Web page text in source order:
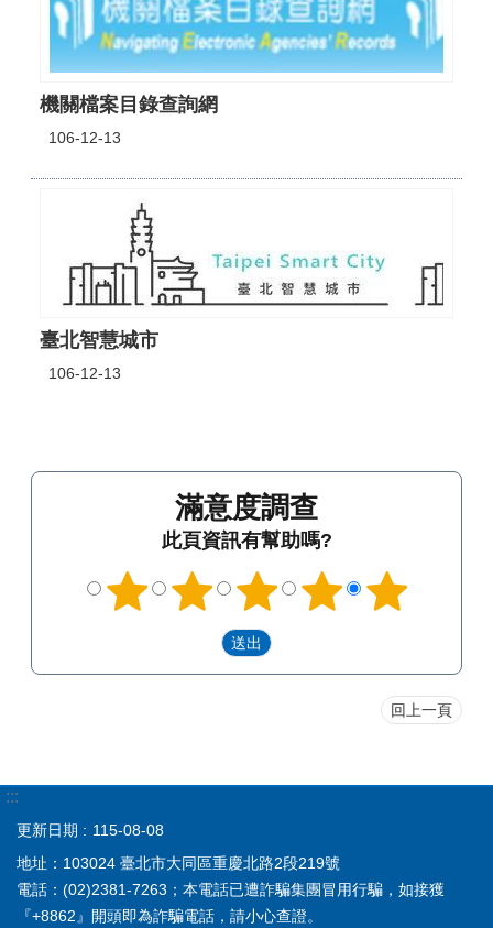
機關檔案目錄查詢網
106-12-13
臺北智慧城市
106-12-13
滿意度調查
此頁資訊有幫助嗎?
回上一頁
:::
更新日期
115-08-08
地址：103024 臺北市大同區重慶北路2段219號
電話：(02)2381-7263；本電話已遭詐騙集團冒用行騙，如接獲
『+8862』開頭即為詐騙電話，請小心查證。